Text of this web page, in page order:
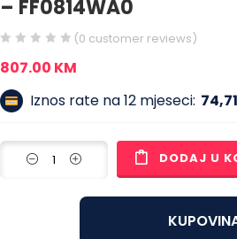
– FF0814WA0
(0 customer reviews)
807.00 KM
Iznos rate na 12 mjeseci:
DODAJ U